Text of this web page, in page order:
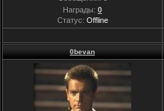
Награды: 0
Статус: Offline
0bevan